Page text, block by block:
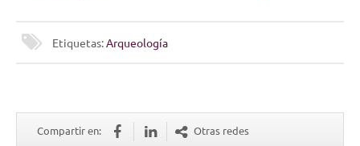
Etiquetas:Arqueología
Compartir en: Otras redes